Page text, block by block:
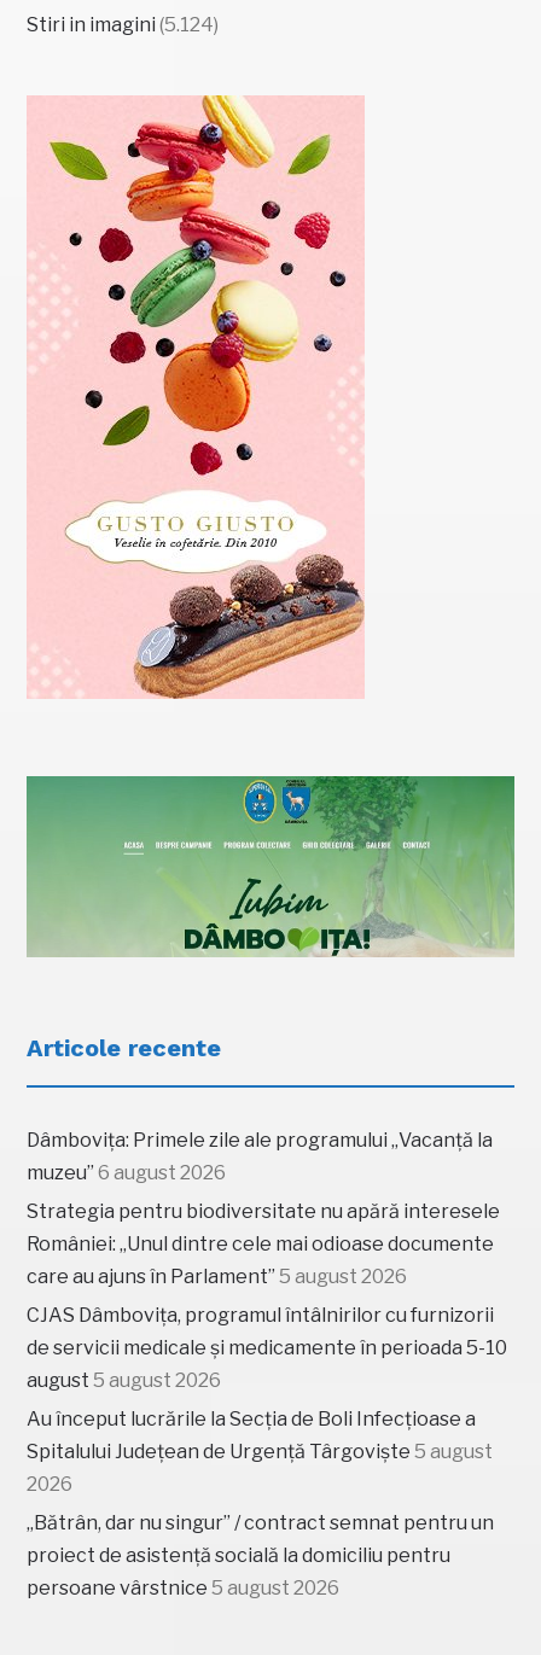
Stiri in imagini (5.124)
Articole recente
Dâmbovița: Primele zile ale programului „Vacanță la
muzeu” 6 august 2026
Strategia pentru biodiversitate nu apără interesele
României: „Unul dintre cele mai odioase documente
care au ajuns în Parlament” 5 august 2026
CJAS Dâmbovița, programul întâlnirilor cu furnizorii
de servicii medicale și medicamente în perioada 5-10
august 5 august 2026
Au început lucrările la Secția de Boli Infecțioase a
Spitalului Județean de Urgență Târgoviște 5 august
2026
„Bătrân, dar nu singur” / contract semnat pentru un
proiect de asistență socială la domiciliu pentru
persoane vârstnice 5 august 2026